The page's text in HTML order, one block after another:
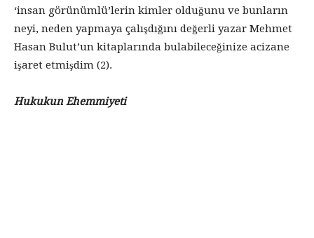
‘insan görünümlü’lerin kimler olduğunu ve bunların
neyi, neden yapmaya çalışdığını değerli yazar Mehmet
Hasan Bulut’un kitaplarında bulabileceğinize acizane
işaret etmişdim (2).
Hukukun Ehemmiyeti